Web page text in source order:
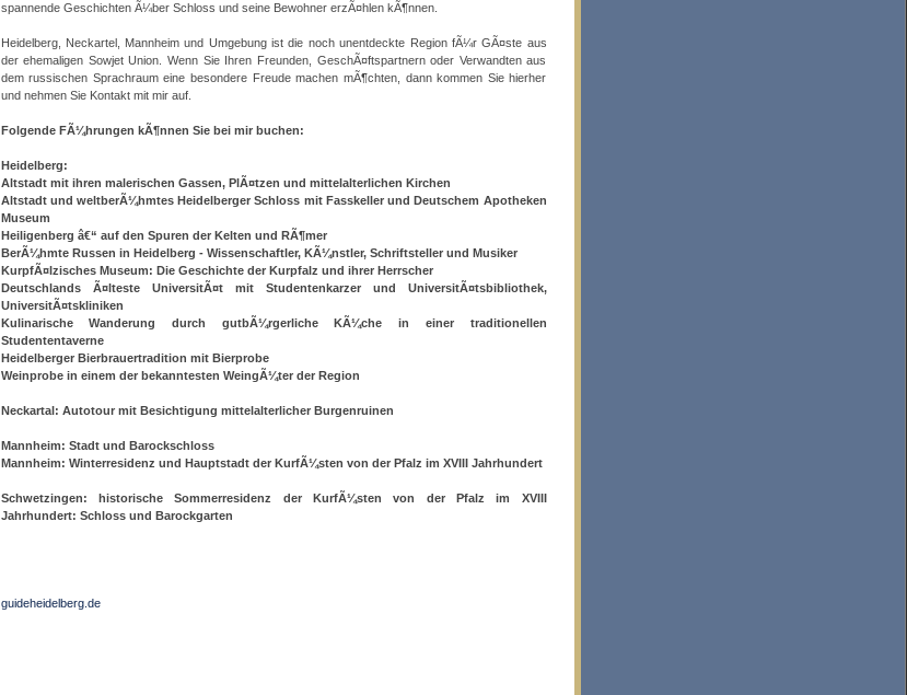
spannende Geschichten Ã¼ber Schloss und seine Bewohner erzÃ¤hlen kÃ¶nnen.
Heidelberg, Neckartel, Mannheim und Umgebung ist die noch unentdeckte Region fÃ¼r GÃ¤ste aus
der ehemaligen Sowjet Union. Wenn Sie Ihren Freunden, GeschÃ¤ftspartnern oder Verwandten aus
dem russischen Sprachraum eine besondere Freude machen mÃ¶chten, dann kommen Sie hierher
und nehmen Sie Kontakt mit mir auf.
Folgende FÃ¼hrungen kÃ¶nnen Sie bei mir buchen:
Heidelberg:
Altstadt mit ihren malerischen Gassen, PlÃ¤tzen und mittelalterlichen Kirchen
Altstadt und weltberÃ¼hmtes Heidelberger Schloss mit Fasskeller und Deutschem Apotheken
Museum
Heiligenberg â€“ auf den Spuren der Kelten und RÃ¶mer
BerÃ¼hmte Russen in Heidelberg - Wissenschaftler, KÃ¼nstler, Schriftsteller und Musiker
KurpfÃ¤lzisches Museum: Die Geschichte der Kurpfalz und ihrer Herrscher
Deutschlands Ã¤lteste UniversitÃ¤t mit Studentenkarzer und UniversitÃ¤tsbibliothek,
UniversitÃ¤tskliniken
Kulinarische Wanderung durch gutbÃ¼rgerliche KÃ¼che in einer traditionellen
Studententaverne
Heidelberger Bierbrauertradition mit Bierprobe
Weinprobe in einem der bekanntesten WeingÃ¼ter der Region
Neckartal: Autotour mit Besichtigung mittelalterlicher Burgenruinen
Mannheim: Stadt und Barockschloss
Mannheim: Winterresidenz und Hauptstadt der KurfÃ¼sten von der Pfalz im XVIII Jahrhundert
Schwetzingen: historische Sommerresidenz der KurfÃ¼sten von der Pfalz im XVIII
Jahrhundert: Schloss und Barockgarten
guideheidelberg.de